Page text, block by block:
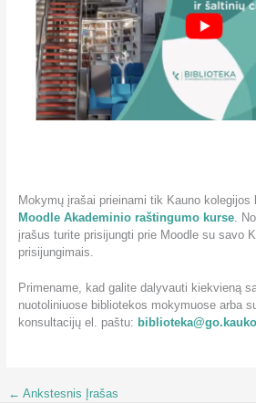
Mokymų įrašai prieinami tik Kauno kolegijos
Moodle Akademinio raštingumo kurse.
įrašus turite prisijungti prie Moodle su savo
prisijungimais.
Primename, kad galite dalyvauti kiekvieną
nuotoliniuose bibliotekos mokymuose arba
konsultacijų el. paštu:
← Ankstesnis Įrašas